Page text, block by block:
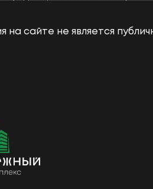
на сайте не является